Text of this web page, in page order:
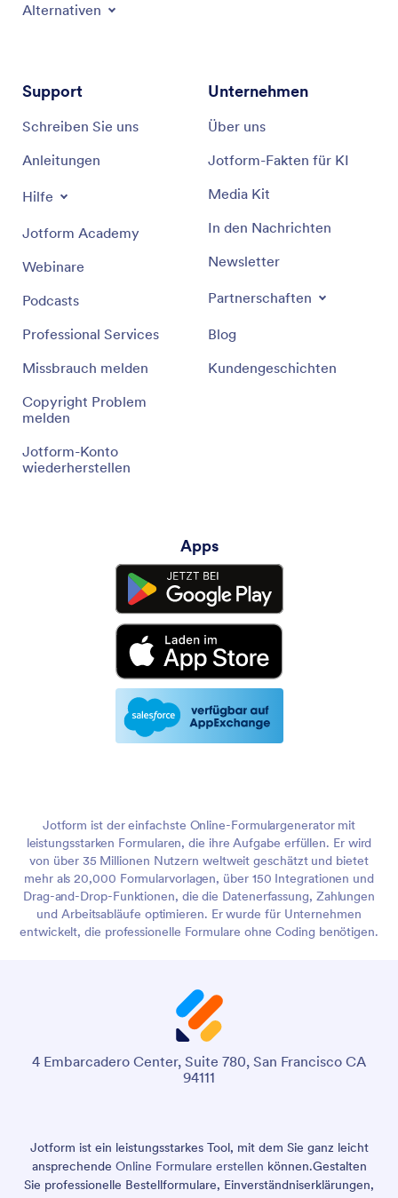
Alternativen
Support
Schreiben Sie uns
Anleitungen
Hilfe
Jotform Academy
Webinare
Podcasts
Professional Services
Missbrauch melden
Copyright Problem
melden
Jotform-Konto
wiederherstellen
Unternehmen
Über uns
Jotform-Fakten für KI
Media Kit
In den Nachrichten
Newsletter
Partnerschaften
Blog
Kundengeschichten
Apps
Jotform ist der einfachste Online-Formulargenerator mit
leistungsstarken Formularen, die ihre Aufgabe erfüllen. Er wird
von über 35 Millionen Nutzern weltweit geschätzt und bietet
mehr als 20,000 Formularvorlagen, über 150 Integrationen und
Drag-and-Drop-Funktionen, die die Datenerfassung, Zahlungen
und Arbeitsabläufe optimieren. Er wurde für Unternehmen
entwickelt, die professionelle Formulare ohne Coding benötigen.
4 Embarcadero Center, Suite 780, San Francisco CA
94111
Jotform ist ein leistungsstarkes Tool, mit dem Sie ganz leicht
ansprechende Online Formulare erstellen können.Gestalten
Sie professionelle Bestellformulare, Einverständniserklärungen,